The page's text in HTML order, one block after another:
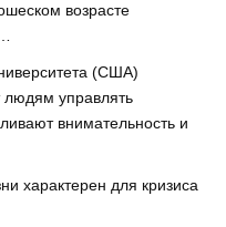
возрасте
(США)
людям управлять
внимательность и
характерен для кризиса